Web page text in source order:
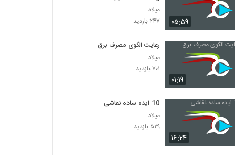
۰۵:۵۹
میلاد
۲۴۷ بازدید
۰۱:۱۹
رعایت الگوی مصرف برق
میلاد
۷۰۱ بازدید
۱۶:۲۴
10 ایده ساده نقاشی
میلاد
۵۲۹ بازدید